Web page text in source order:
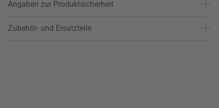
Angaben zur Produktsicherheit
Zubehör- und Ersatzteile